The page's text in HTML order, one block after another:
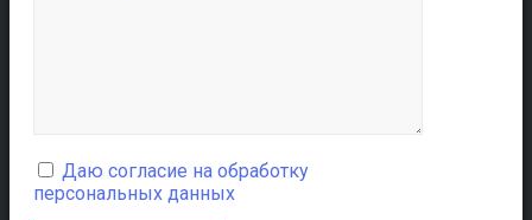
Даю согласие на обработку
персональных данных